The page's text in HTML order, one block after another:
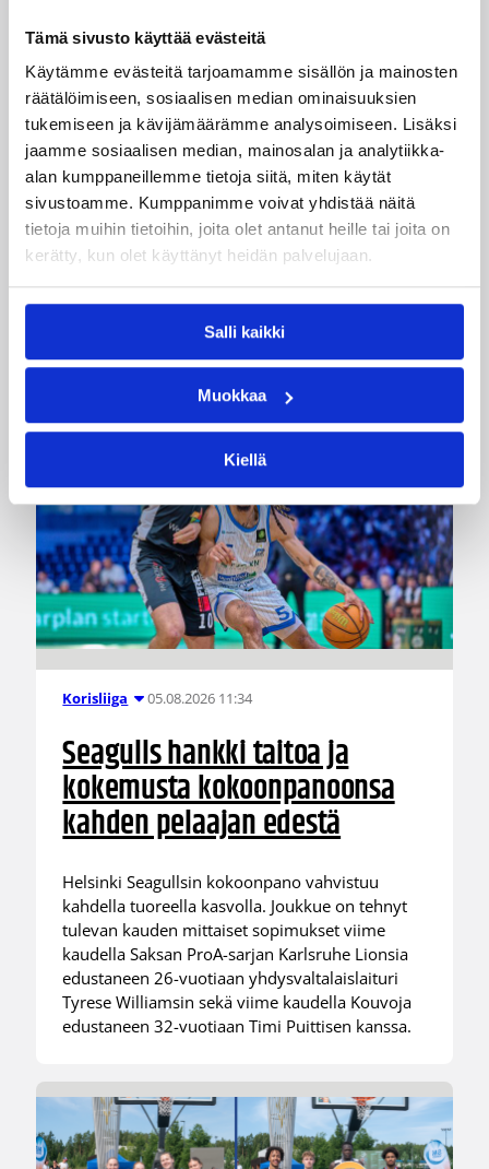
Tämä sivusto käyttää evästeitä
Käytämme evästeitä tarjoamamme sisällön ja mainosten
räätälöimiseen, sosiaalisen median ominaisuuksien
tukemiseen ja kävijämäärämme analysoimiseen. Lisäksi
jaamme sosiaalisen median, mainosalan ja analytiikka-
alan kumppaneillemme tietoja siitä, miten käytät
sivustoamme. Kumppanimme voivat yhdistää näitä
tietoja muihin tietoihin, joita olet antanut heille tai joita on
kerätty, kun olet käyttänyt heidän palvelujaan.
Salli kaikki
Muokkaa
Kiellä
06.08.2026 09:31
3×3-koripallon Suomen
mestarit edustavat Suomea
viikonloppuna Nordic Cupissa
Suomen 3×3-koripallon tuoreet Suomen
Kööpenhaminassa pelattavaan Nordic Cupiin.
Korisliiga 05.08.2026 11:34
Seagulls hankki taitoa ja
kokemusta kokoonpanoonsa
kahden pelaajan edestä
Helsinki Seagullsin kokoonpano vahvistuu
kahdella tuoreella kasvolla. Joukkue on tehnyt
tulevan kauden mittaiset sopimukset viime
kaudella Saksan ProA-sarjan Karlsruhe Lionsia
edustaneen 26-vuotiaan yhdysvaltalaislaituri
Tyrese Williamsin sekä viime kaudella Kouvoja
edustaneen 32-vuotiaan Timi Puittisen kanssa.